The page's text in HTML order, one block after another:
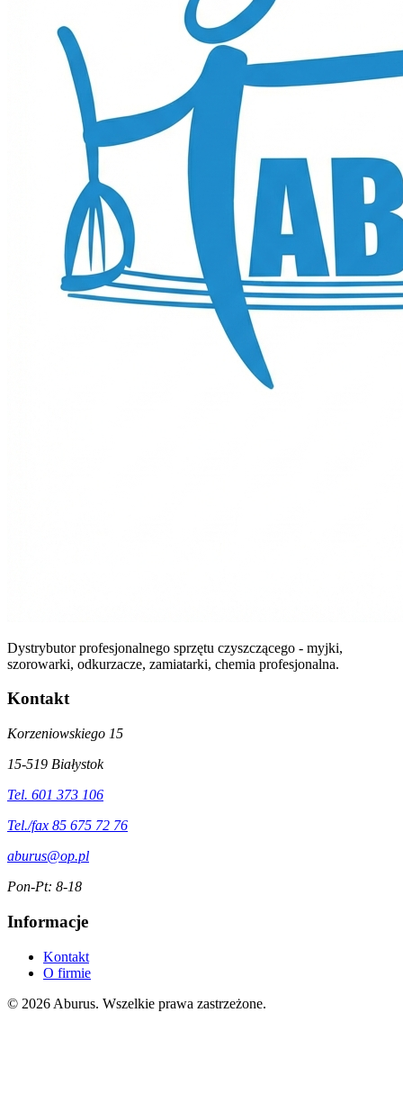
Dystrybutor profesjonalnego sprzętu czyszczącego - myjki,
szorowarki, odkurzacze, zamiatarki, chemia profesjonalna.
Kontakt
Korzeniowskiego 15
15-519 Białystok
Tel. 601 373 106
Tel./fax 85 675 72 76
aburus@op.pl
Pon-Pt: 8-18
Informacje
Kontakt
O firmie
© 2026 Aburus. Wszelkie prawa zastrzeżone.